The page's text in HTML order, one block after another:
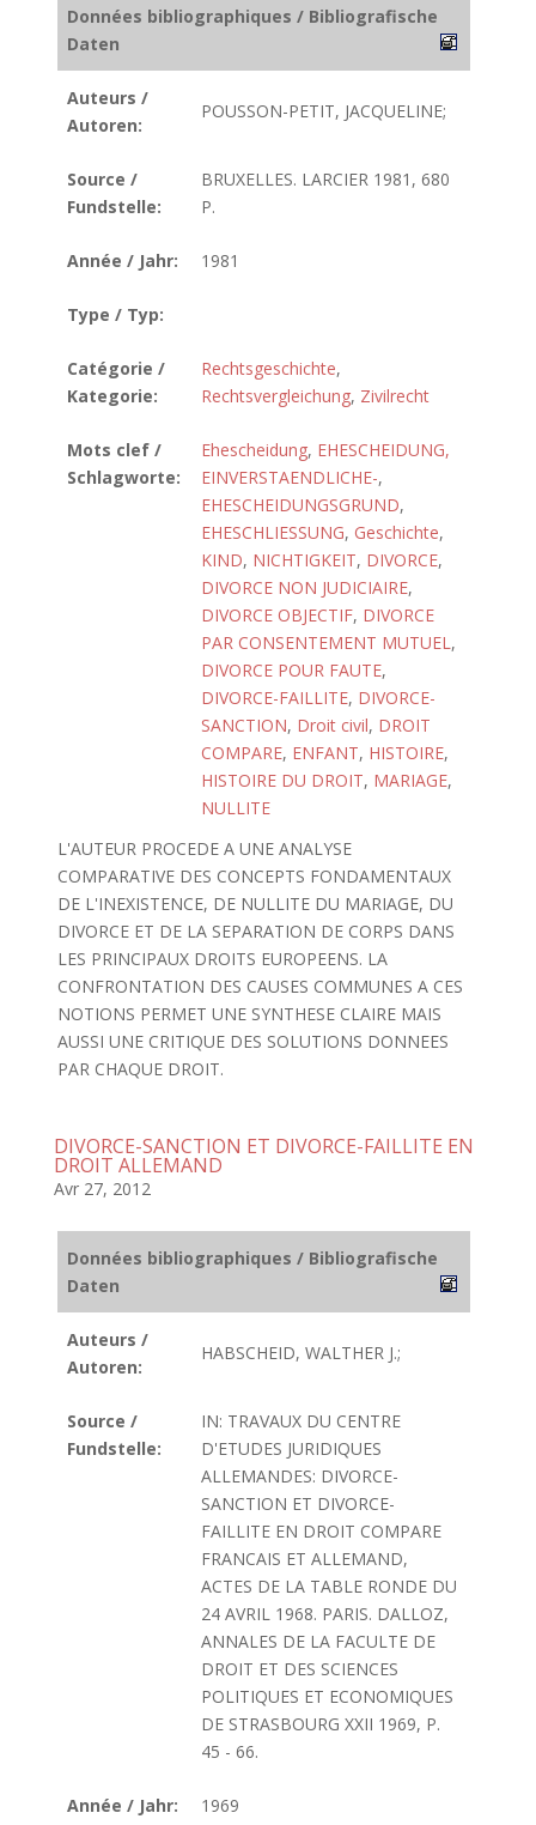
Données bibliographiques / Bibliografische
Daten
Auteurs /
Autoren:
POUSSON-PETIT, JACQUELINE;
Source /
Fundstelle:
BRUXELLES. LARCIER 1981, 680
P.
Année / Jahr: 1981
Type / Typ:
Catégorie /
Kategorie:
Rechtsgeschichte,
Rechtsvergleichung, Zivilrecht
Mots clef /
Schlagworte:
Ehescheidung, EHESCHEIDUNG,
EINVERSTAENDLICHE-,
EHESCHEIDUNGSGRUND,
EHESCHLIESSUNG, Geschichte,
KIND, NICHTIGKEIT, DIVORCE,
DIVORCE NON JUDICIAIRE,
DIVORCE OBJECTIF, DIVORCE
PAR CONSENTEMENT MUTUEL,
DIVORCE POUR FAUTE,
DIVORCE-FAILLITE, DIVORCE-
SANCTION, Droit civil, DROIT
COMPARE, ENFANT, HISTOIRE,
HISTOIRE DU DROIT, MARIAGE,
NULLITE
L'AUTEUR PROCEDE A UNE ANALYSE
COMPARATIVE DES CONCEPTS FONDAMENTAUX
DE L'INEXISTENCE, DE NULLITE DU MARIAGE, DU
DIVORCE ET DE LA SEPARATION DE CORPS DANS
LES PRINCIPAUX DROITS EUROPEENS. LA
CONFRONTATION DES CAUSES COMMUNES A CES
NOTIONS PERMET UNE SYNTHESE CLAIRE MAIS
AUSSI UNE CRITIQUE DES SOLUTIONS DONNEES
PAR CHAQUE DROIT.
DIVORCE-SANCTION ET DIVORCE-FAILLITE EN
DROIT ALLEMAND
Avr 27, 2012
Données bibliographiques / Bibliografische
Daten
Auteurs /
Autoren:
HABSCHEID, WALTHER J.;
Source /
Fundstelle:
IN: TRAVAUX DU CENTRE
D'ETUDES JURIDIQUES
ALLEMANDES: DIVORCE-
SANCTION ET DIVORCE-
FAILLITE EN DROIT COMPARE
FRANCAIS ET ALLEMAND,
ACTES DE LA TABLE RONDE DU
24 AVRIL 1968. PARIS. DALLOZ,
ANNALES DE LA FACULTE DE
DROIT ET DES SCIENCES
POLITIQUES ET ECONOMIQUES
DE STRASBOURG XXII 1969, P.
45 - 66.
Année / Jahr: 1969